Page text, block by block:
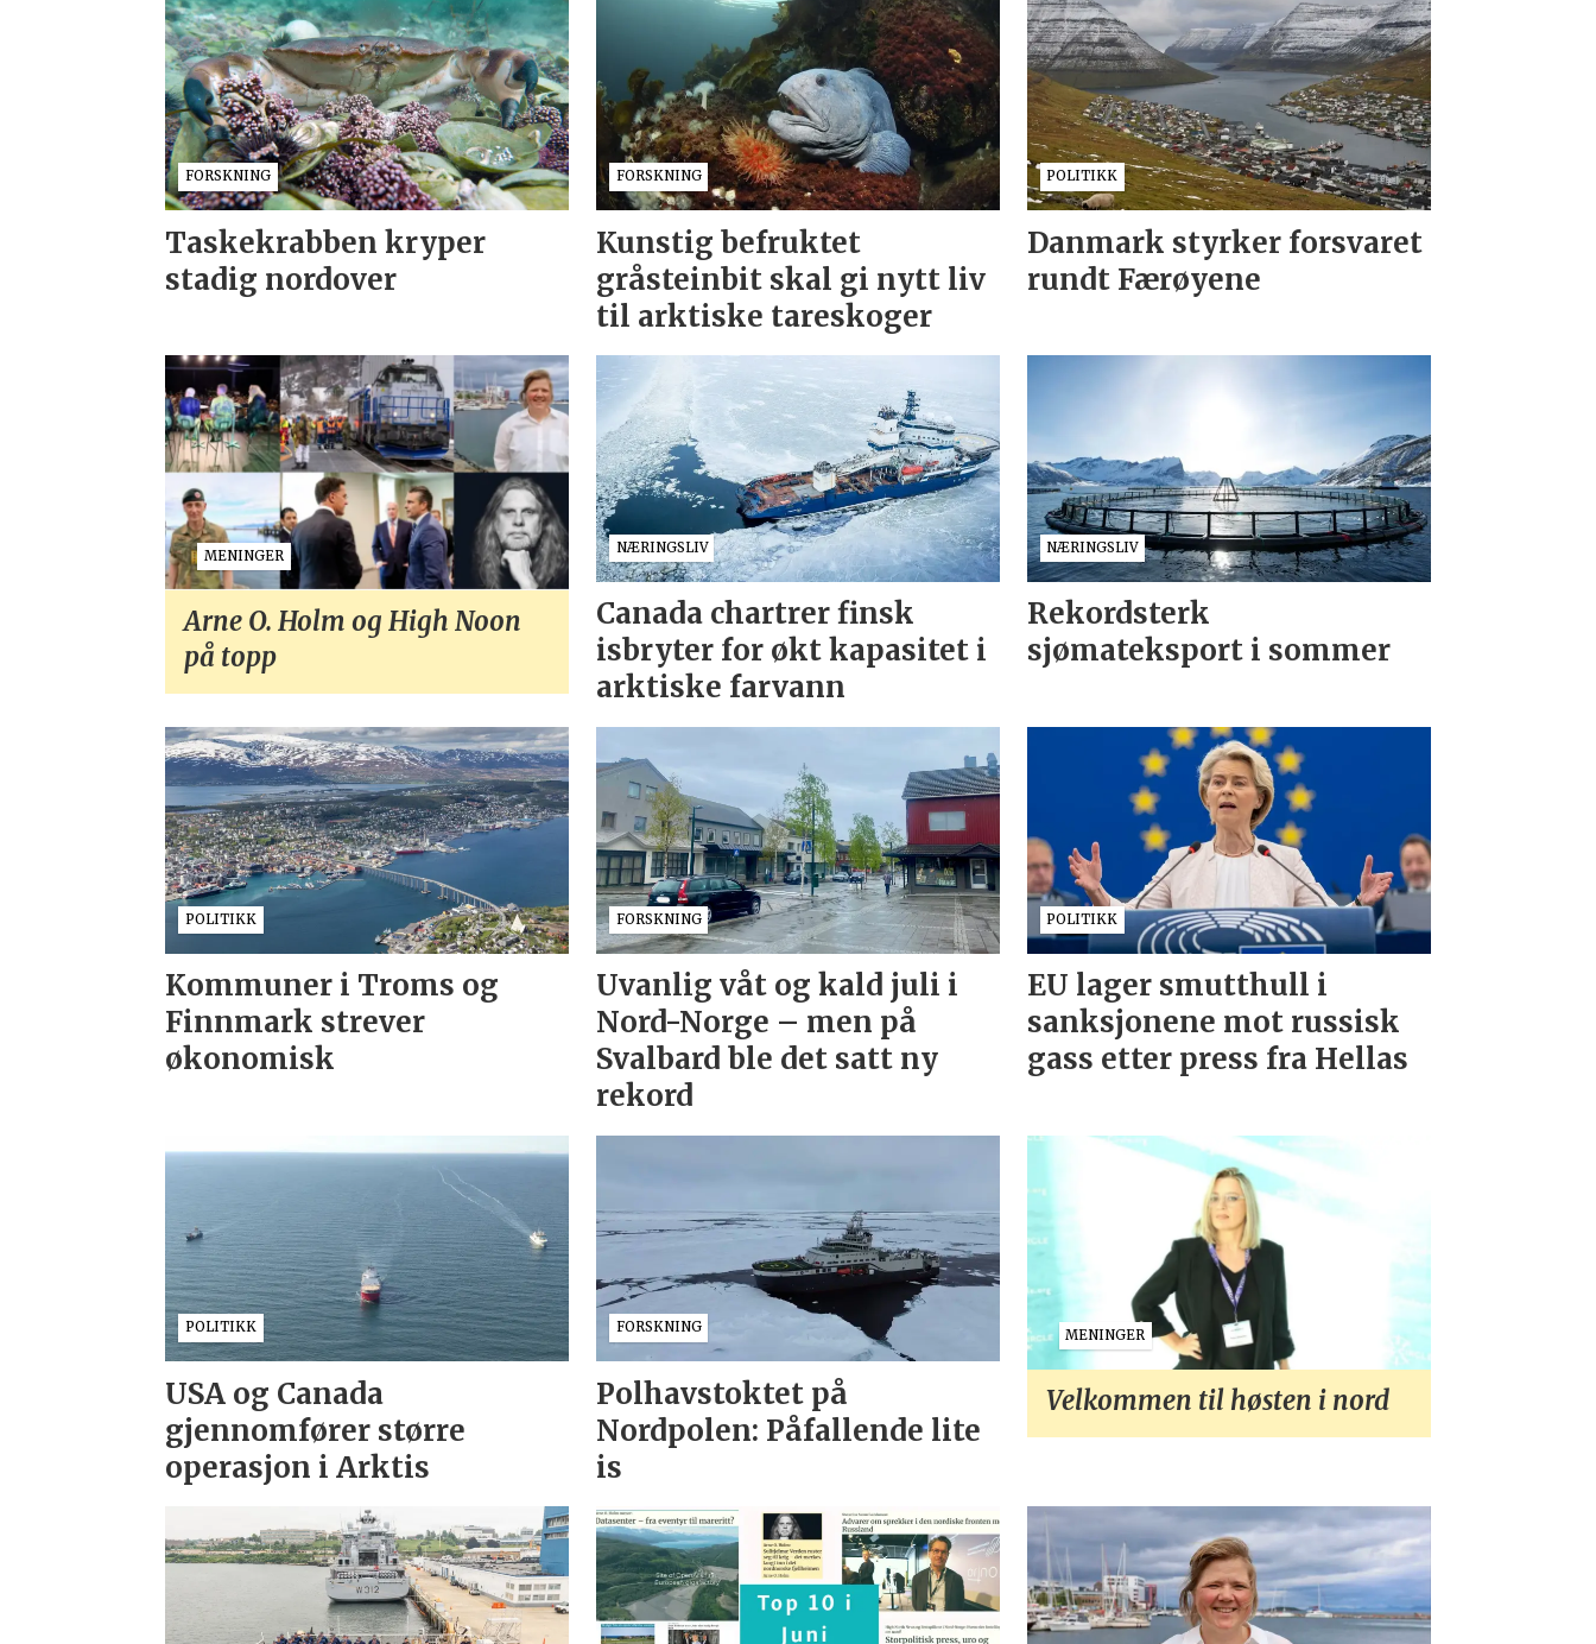
FORSKNING
Taskekrabben kryper
stadig nordover
FORSKNING
Kunstig befruktet
gråsteinbit skal gi nytt liv
til arktiske tareskoger
POLITIKK
Danmark styrker forsvaret
rundt Færøyene
MENINGER
Arne O. Holm og High Noon
på topp
NÆRINGSLIV
Canada chartrer finsk
isbryter for økt kapasitet i
arktiske farvann
NÆRINGSLIV
Rekordsterk
sjømateksport i sommer
POLITIKK
Kommuner i Troms og
Finnmark strever
økonomisk
FORSKNING
Uvanlig våt og kald juli i
Nord-Norge – men på
Svalbard ble det satt ny
rekord
POLITIKK
EU lager smutthull i
sanksjonene mot russisk
gass etter press fra Hellas
POLITIKK
USA og Canada
gjennomfører større
operasjon i Arktis
FORSKNING
Polhavstoktet på
Nordpolen: Påfallende lite
is
MENINGER
Velkommen til høsten i nord